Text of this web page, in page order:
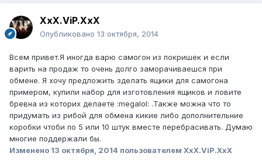
XxX.ViP.XxX
Опубликовано 13 октября, 2014
Всем привет.Я иногда варю самогон из покришек и если
варить на продаж то очень долго заморачиваешся при
обмене. Я хочу предложить зделать ящики для самогона
примером, купили набор для изготовления ящиков и ловите
бревна из которих делаете :megalol: .Также можна что то
придумать из рибой для обмена кикие либо дополнительние
коробки чтоби по 5 или 10 штук вместе перебрасивать. Думаю
многие поддержали бы.
Изменено 13 октября, 2014 пользователем XxX.ViP.XxX